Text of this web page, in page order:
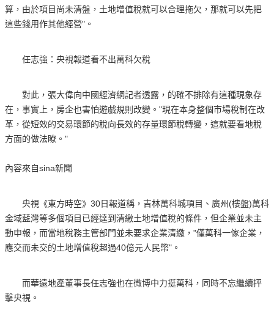
算，由於項目尚未清盤，土地增值稅就可以合理拖欠，那就可以先把
這些錢用作其他經營"。
任志強：央視報道看不出萬科欠稅
對此，張大偉向中國經濟網記者透露，的確不排除有這種現象存
在，事實上，房企也害怕遊戲規則改變。"現在本身整個市場稅制在改
革，從短效的交易環節的稅向長效的存量環節稅轉變，這就要看地稅
方面的做法瞭。"
內容來自sina新聞
央視《東方時空》30日報道稱，吉林萬科城項目、廣州(樓盤)萬科
金域藍灣等多個項目已經達到清繳土地增值稅的條件，但企業並未主
動申報，而當地稅務主管部門並未要求企業清繳，"僅萬科一傢企業，
應交而未交的土地增值稅超過40億元人民幣"。
而華遠地產董事長任志強也在微博中力挺萬科，同時不忘繼續抨
擊央視。